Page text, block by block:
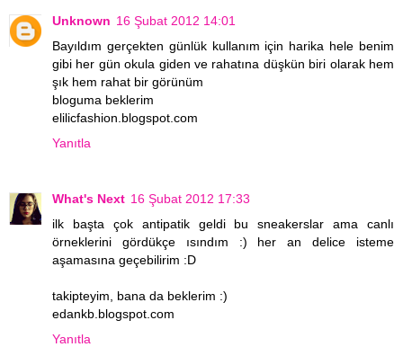
Unknown 16 Şubat 2012 14:01
Bayıldım gerçekten günlük kullanım için harika hele benim
gibi her gün okula giden ve rahatına düşkün biri olarak hem
şık hem rahat bir görünüm
bloguma beklerim
elilicfashion.blogspot.com
Yanıtla
What's Next 16 Şubat 2012 17:33
ilk başta çok antipatik geldi bu sneakerslar ama canlı
örneklerini gördükçe ısındım :) her an delice isteme
aşamasına geçebilirim :D
takipteyim, bana da beklerim :)
edankb.blogspot.com
Yanıtla